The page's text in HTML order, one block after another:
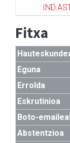
Fitxa
Eguna
Errolda
Eskrutinioa
Boto-
Abstentzioa